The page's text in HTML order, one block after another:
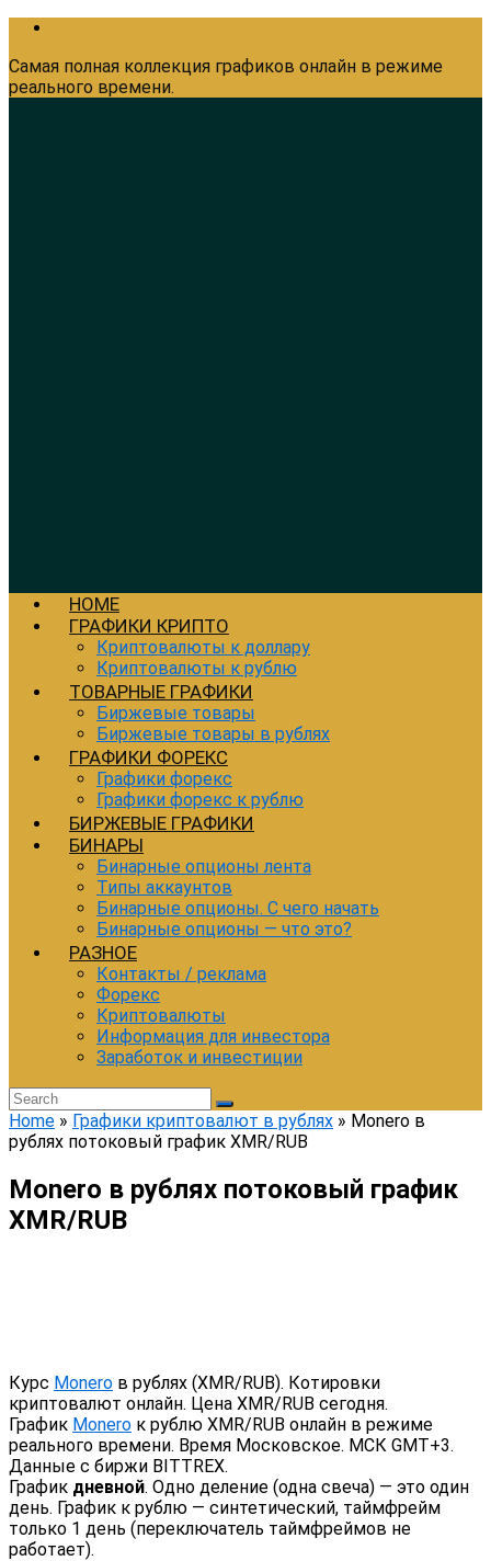
Самая полная коллекция графиков онлайн в режиме
реального времени.
HOME
ГРАФИКИ КРИПТО
Криптовалюты к доллару
Криптовалюты к рублю
ТОВАРНЫЕ ГРАФИКИ
Биржевые товары
Биржевые товары в рублях
ГРАФИКИ ФОРЕКС
Графики форекс
Графики форекс к рублю
БИРЖЕВЫЕ ГРАФИКИ
БИНАРЫ
Бинарные опционы лента
Типы аккаунтов
Бинарные опционы. С чего начать
Бинарные опционы — что это?
РАЗНОЕ
Контакты / реклама
Форекс
Криптовалюты
Информация для инвестора
Заработок и инвестиции
Home » Графики криптовалют в рублях » Monero в
рублях потоковый график XMR/RUB
Monero в рублях потоковый график
XMR/RUB
Курс Monero в рублях (XMR/RUB). Котировки
криптовалют онлайн. Цена XMR/RUB сегодня.
График Monero к рублю XMR/RUB онлайн в режиме
реального времени. Время Московское. МСК GMT+3.
Данные с биржи BITTREX.
График дневной. Одно деление (одна свеча) — это один
день. График к рублю — синтетический, таймфрейм
только 1 день (переключатель таймфреймов не
работает).